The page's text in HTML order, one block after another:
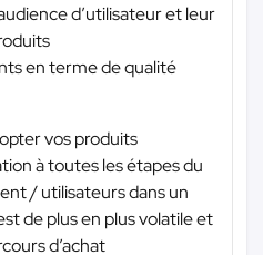
d’utilisateur et leur
en terme de qualité
vos produits
à toutes les étapes du
/ utilisateurs dans un
de plus en plus volatile et
d’achat